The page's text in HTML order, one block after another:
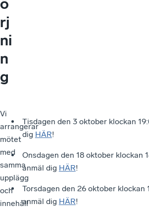
ö
rj
ni
n
g
Vi
arrangerar
mötet
med
samma
upplägg
och
innehåll
Tisdagen den 3 oktober klockan
dig HÄR!
Onsdagen den 18 oktober klockan
anmäl dig HÄR!
Torsdagen den 26 oktober klockan
anmäl dig HÄR!